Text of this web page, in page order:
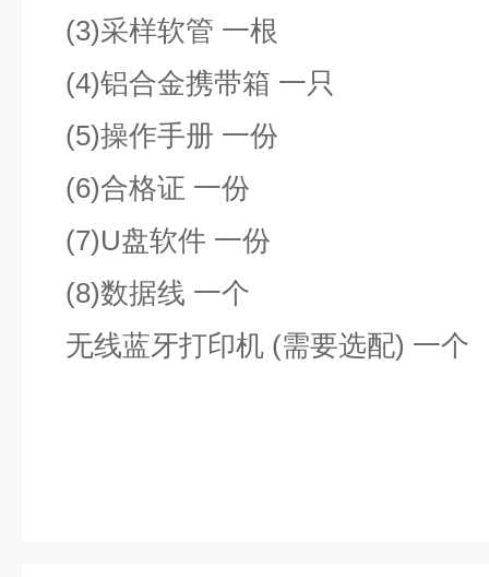
(3)采样软管 一根
(4)铝合金携带箱 一只
(5)操作手册 一份
(6)合格证 一份
(7)U盘软件 一份
(8)数据线 一个
无线蓝牙打印机 (需要选配) 一个